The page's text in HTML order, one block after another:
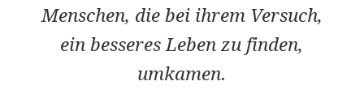
Menschen, die bei ihrem Versuch,
ein besseres Leben zu finden,
umkamen.